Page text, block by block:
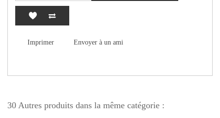
Imprimer Envoyer à un ami
30 Autres produits dans la même catégorie :